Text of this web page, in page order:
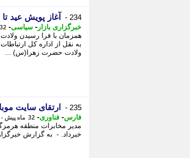
234 - آغاز پویش عید
خبرگزاری بازار - سیاسی- 32 ماه پیش - چهارشنبه 13 دی 1402، 13:01
همزمان با فرا رسیدن
به نقل از اداره کل
ولادت حضرت زهرا(س) ...
235 - ارتقای سایت
فارس- فناوری- 32 ماه پیش - دوشنبه 20 آذر 1402، 14:15
خبرداد. - به گزارش